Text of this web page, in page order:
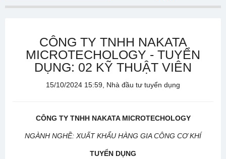
CÔNG TY TNHH NAKATA
MICROTECHOLOGY - TUYỂN
DỤNG: 02 KỸ THUẬT VIÊN
15/10/2024 15:59, Nhà đầu tư tuyển dụng
CÔNG TY TNHH NAKATA MICROTECHOLOGY
NGÀNH NGHỀ: XUẤT KHẨU HÀNG GIA CÔNG CƠ KHÍ
TUYỂN DỤNG